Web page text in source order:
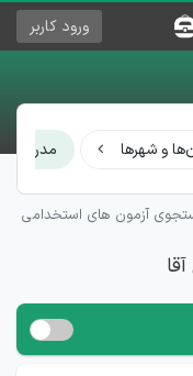
ورود کاربر
و شهرها مدرس
آزمون های استخدامی